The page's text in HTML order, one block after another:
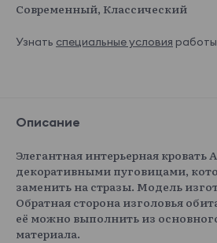
Современный, Классический
Узнать специальные условия
Описание
Элегантная интерьерная кровать
декоративными пуговицами,
заменить на стразы. Модель
Обратная сторона изголовья
её можно выполнить из
материала.